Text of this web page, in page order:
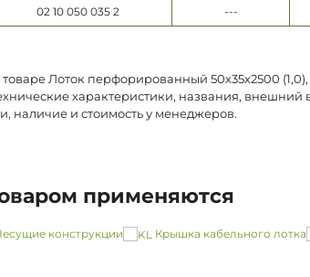
02 10 050 035 2 ---
Лоток перфорированный 50х35х2500
характеристики, названия, внешний
наличие и стоимость у менеджеров.
применяются
конструкции Крышка кабельного лотка